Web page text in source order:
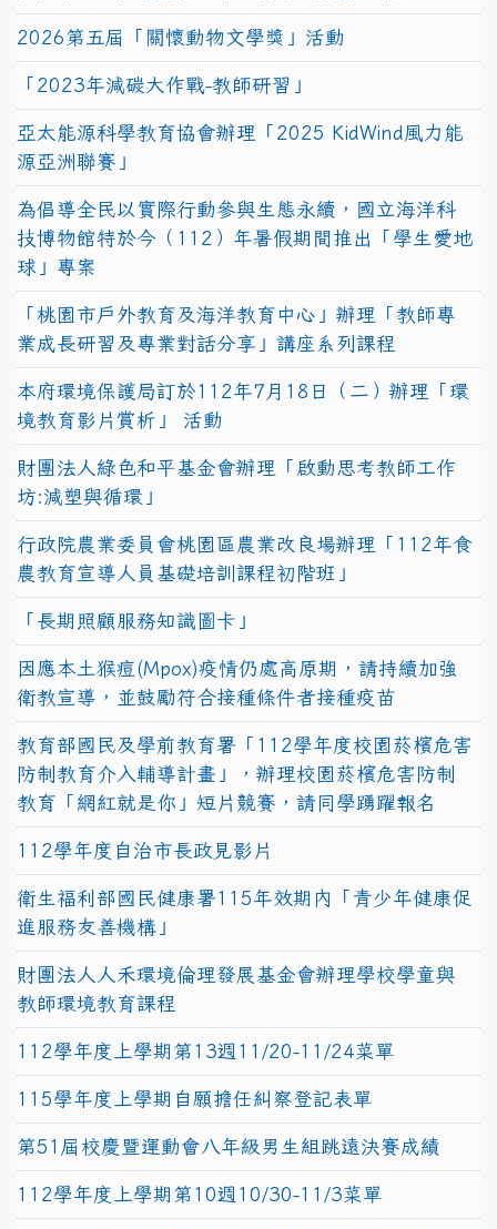
2026第五屆「關懷動物文學獎」活動
「2023年減碳大作戰-教師研習」
亞太能源科學教育協會辦理「2025 KidWind風力能
源亞洲聯賽」
為倡導全民以實際行動參與生態永續，國立海洋科
技博物館特於今（112）年暑假期間推出「學生愛地
球」專案
「桃園市戶外教育及海洋教育中心」辦理「教師專
業成長研習及專業對話分享」講座系列課程
本府環境保護局訂於112年7月18日（二）辦理「環
境教育影片賞析」 活動
財團法人綠色和平基金會辦理「啟動思考教師工作
坊:減塑與循環」
行政院農業委員會桃園區農業改良場辦理「112年食
農教育宣導人員基礎培訓課程初階班」
「長期照顧服務知識圖卡」
因應本土猴痘(Mpox)疫情仍處高原期，請持續加強
衛教宣導，並鼓勵符合接種條件者接種疫苗
教育部國民及學前教育署「112學年度校園菸檳危害
防制教育介入輔導計畫」，辦理校園菸檳危害防制
教育「網紅就是你」短片競賽，請同學踴躍報名
112學年度自治市長政見影片
衛生福利部國民健康署115年效期內「青少年健康促
進服務友善機構」
財團法人人禾環境倫理發展基金會辦理學校學童與
教師環境教育課程
112學年度上學期第13週11/20-11/24菜單
115學年度上學期自願擔任糾察登記表單
第51屆校慶暨運動會八年級男生組跳遠決賽成績
112學年度上學期第10週10/30-11/3菜單